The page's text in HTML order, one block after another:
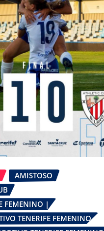
AMISTOSO
FEMENINO |
TENERIFE FEMENINO